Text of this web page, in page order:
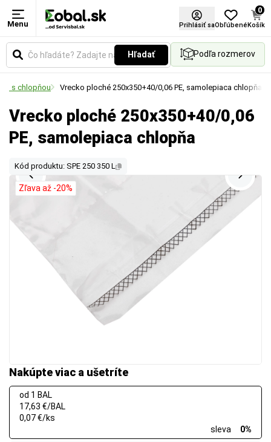
Menu Prihlásiť saObľúbené
0
Košík
Hľadať Podľa rozmerov
s chlopňou Vrecko ploché 250x350+40/0,06 PE, samolepiaca chlopňa
Vrecko ploché 250x350+40/0,06
PE, samolepiaca chlopňa
Kód produktu: SPE 250 350 L
Nakúpte viac a ušetríte
od 1 BAL
17,63 €/BAL
0,07 €/ks
sleva
0%
Zľava až -20%